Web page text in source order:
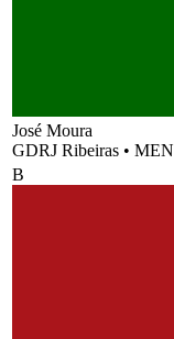
José Moura
GDRJ Ribeiras • MEN
B